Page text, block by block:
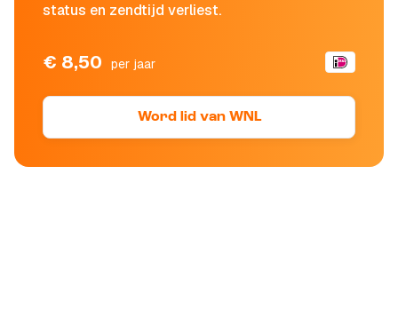
status en zendtijd verliest.
€ 8,50 per jaar
Word lid van WNL